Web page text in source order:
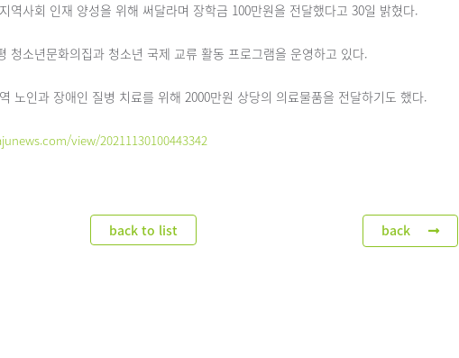
역사회 인재 양성을 위해 써달라며 장학금 100만원을 전달했다고 30일 밝혔다.
청소년문화의집과 청소년 국제 교류 활동 프로그램을 운영하고 있다.
노인과 장애인 질병 치료를 위해 2000만원 상당의 의료물품을 전달하기도 했다.
view/20211130100443342
back
back to list